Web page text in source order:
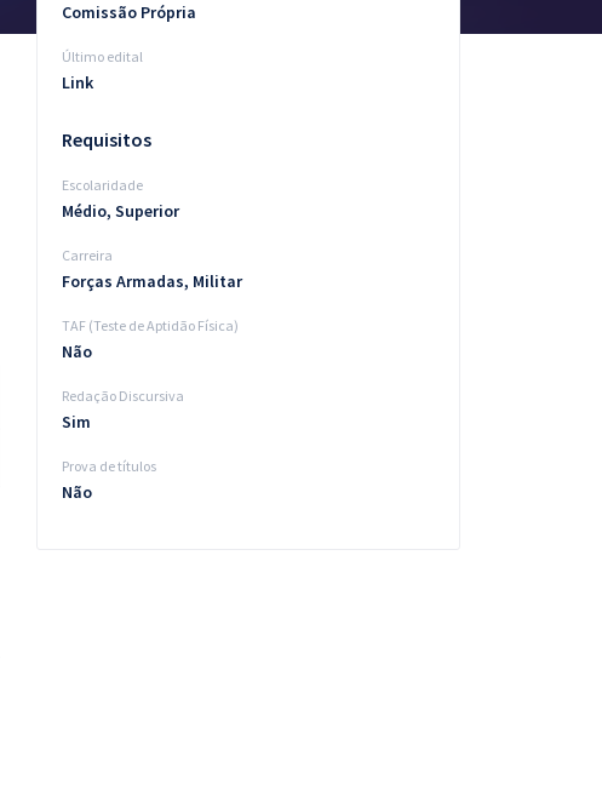
Comissão Própria
Último edital
Link
Requisitos
Escolaridade
Médio, Superior
Carreira
Forças Armadas, Militar
TAF (Teste de Aptidão Física)
Não
Redação Discursiva
Sim
Prova de títulos
Não